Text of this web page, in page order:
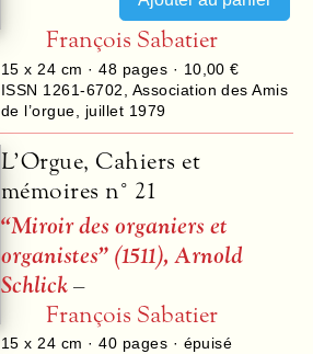
François Sabatier
15 x 24 cm ·48 pages · 10,00 €
ISSN 1261-6702
Association des Amis
de l’orgue
juillet 1979
L’Orgue, Cahiers et
mémoires n° 21
“Miroir des organiers et
organistes” (1511), Arnold
Schlick–
François Sabatier
15 x 24 cm ·40 pages · épuisé